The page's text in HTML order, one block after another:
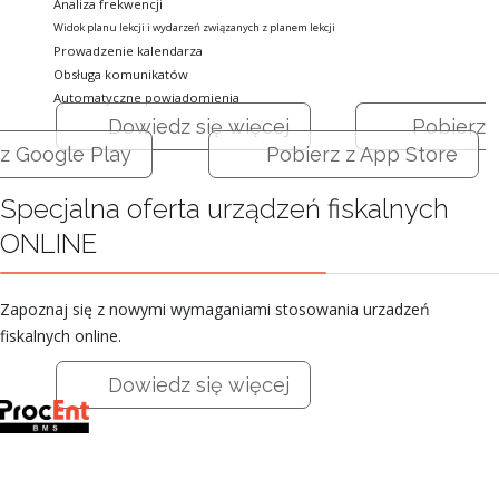
Analiza frekwencji
Widok planu lekcji i wydarzeń związanych z planem lekcji
Prowadzenie kalendarza
Obsługa komunikatów
Automatyczne powiadomienia
Dowiedz się więcej
Pobierz
z Google Play
Pobierz z App Store
Specjalna oferta urządzeń fiskalnych
ONLINE
Zapoznaj się z nowymi wymaganiami stosowania urzadzeń
fiskalnych online.
Dowiedz się więcej